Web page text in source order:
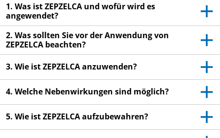
Lesen Sie die gesamte Packungsbeilage sorgfältig
durch, bevor Sie mit der Anwendung dieses
Arzneimittels beginnen, denn sie enthält wichtige
Informationen.
- Heben Sie die Packungsbeilage auf. Vielleicht
möchten Sie diese später nochmals lesen.
- Wenn Sie weitere Fragen haben, wenden Sie sich an
Ihren Arzt.
- Wenn Sie Nebenwirkungen bemerken, wenden Sie
sich an Ihren Arzt. Dies gilt auch für Nebenwirkungen,
1. Was ist ZEPZELCA und wofür wird es
angewendet?
2. Was sollten Sie vor der Anwendung von
ZEPZELCA beachten?
3. Wie ist ZEPZELCA anzuwenden?
4. Welche Nebenwirkungen sind möglich?
5. Wie ist ZEPZELCA aufzubewahren?